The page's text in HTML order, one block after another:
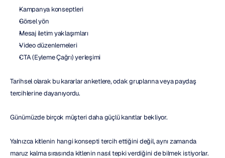
Kampanya konseptleri
Görsel yön
Mesaj iletim yaklaşımları
Video düzenlemeleri
CTA (Eyleme Çağrı) yerleşimi
Tarihsel olarak bu kararlar anketlere, odak gruplarına veya paydaş
tercihlerine dayanıyordu.
Günümüzde birçok müşteri daha güçlü kanıtlar bekliyor.
Yalnızca kitlenin hangi konsepti tercih ettiğini değil, aynı zamanda
maruz kalma sırasında kitlenin nasıl tepki verdiğini de bilmek istiyorlar.